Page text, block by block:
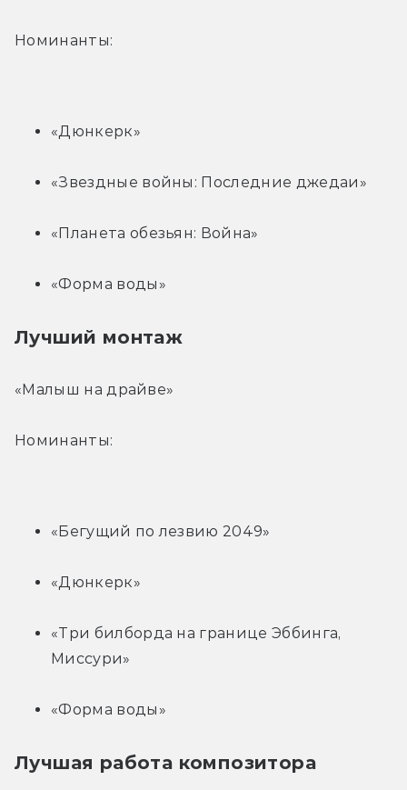
Номинанты:
«Дюнкерк»
«Звездные войны: Последние джедаи»
«Планета обезьян: Война»
«Форма воды»
Лучший монтаж
«Малыш на драйве»
Номинанты:
«Бегущий по лезвию 2049»
«Дюнкерк»
«Три билборда на границе Эббинга,
Миссури»
«Форма воды»
Лучшая работа композитора